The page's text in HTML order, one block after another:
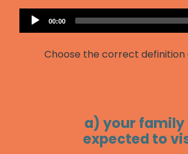
Audio
Player
Current
00:00
Choose the correct definition
a) your family
expected to